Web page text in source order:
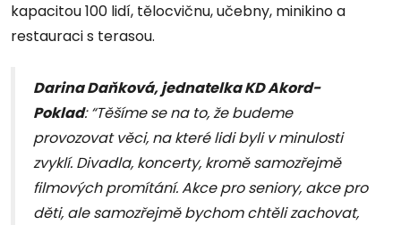
kapacitou 100 lidí, tělocvičnu, učebny, minikino a
restauraci s terasou.
Darina Daňková, jednatelka KD Akord-
Poklad: “Těšíme se na to, že budeme
provozovat věci, na které lidi byli v minulosti
zvyklí. Divadla, koncerty, kromě samozřejmě
filmových promítání. Akce pro seniory, akce pro
děti, ale samozřejmě bychom chtěli zachovat,